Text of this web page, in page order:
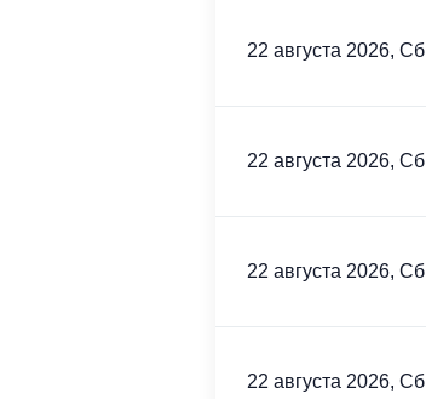
22 августа 2026, Сб
22 августа 2026, Сб
22 августа 2026, Сб
22 августа 2026, Сб